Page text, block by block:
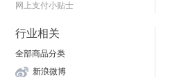
网上支付小贴士
行业相关
全部商品分类
新浪微博